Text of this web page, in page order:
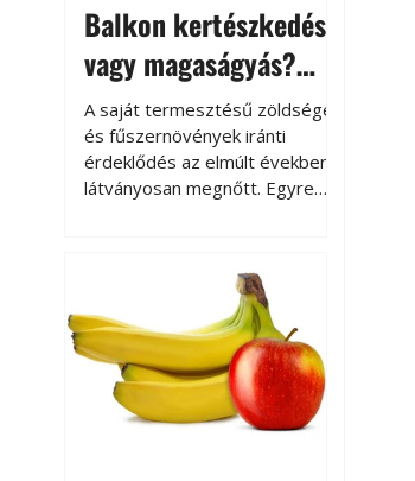
Balkon kertészkedés
vagy magaságyás?
Helytakarékos
kertészkedés
A saját termesztésű zöldségek
és fűszernövények iránti
érdeklődés az elmúlt években
látványosan megnőtt. Egyre
kertészkedés sokak számára
kikapcsolódást és feltöltődést
is jelent.